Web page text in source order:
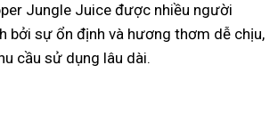
Jungle Juice được nhiều người
bởi sự ổn định và hương thơm dễ chịu,
cầu sử dụng lâu dài.